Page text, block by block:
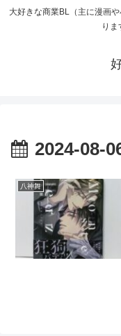
大好きな商業BL（主に漫画
りま
2024-08-
八神舞